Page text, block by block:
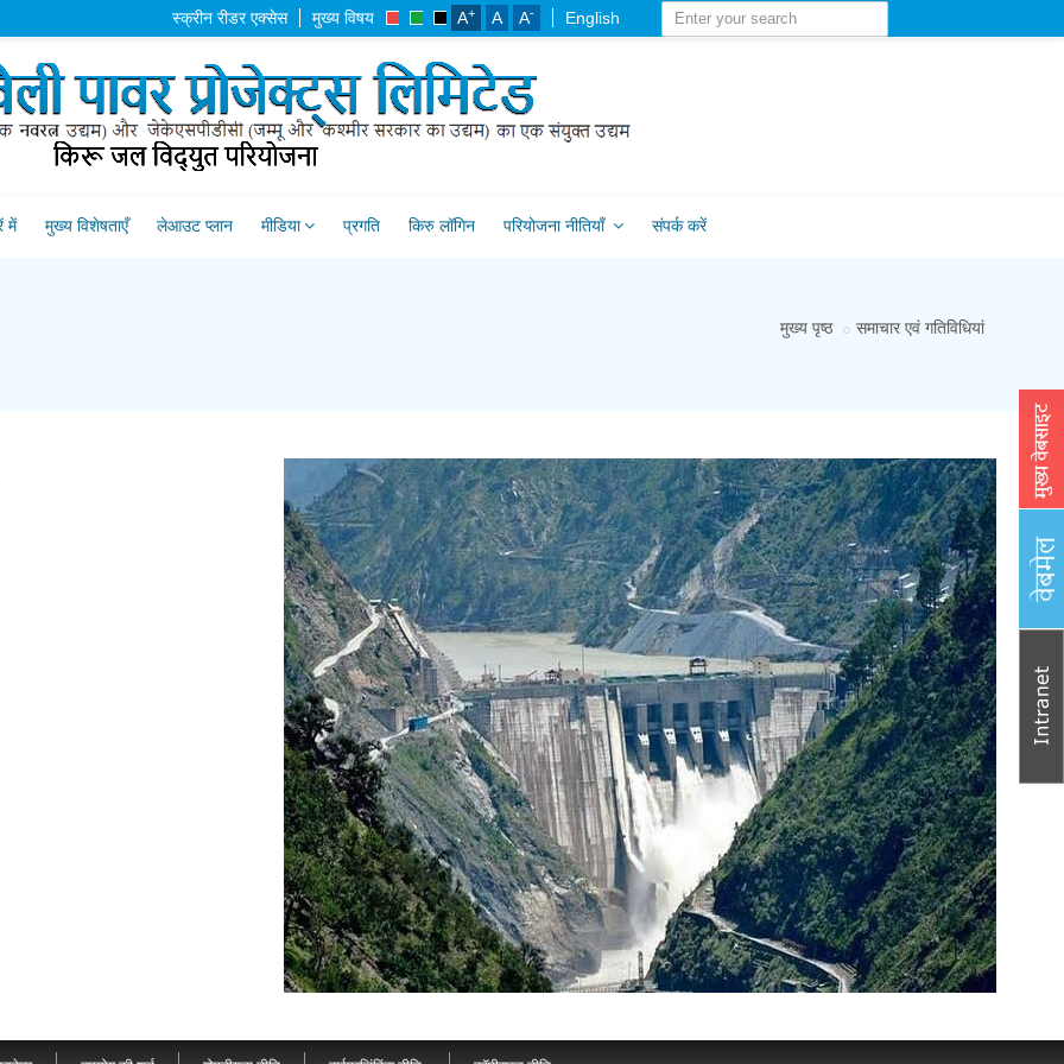
स्क्रीन रीडर एक्सेस मुख्य विषय A+ A A- English
में मुख्य विशेषताएँ लेआउट प्लान मीडिया प्रगति किरु लॉगिन परियोजना नीतियाँ संपर्क करें
मुख्य पृष्ठ समाचार एवं गतिविधियां